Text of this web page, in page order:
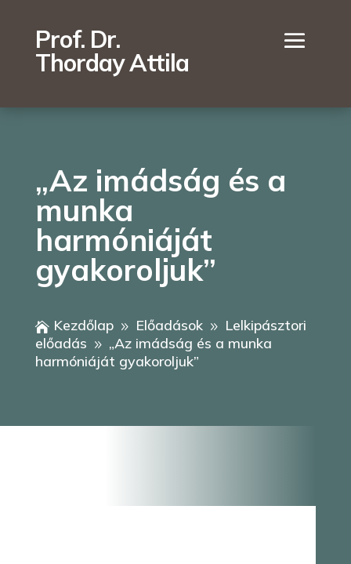
Prof. Dr.
Thorday Attila
„Az imádság és a
munka
harmóniáját
gyakoroljuk”
 Kezdőlap 9 Előadások 9
Lelkipásztori
előadás
9 „Az imádság és a munka
harmóniáját gyakoroljuk”